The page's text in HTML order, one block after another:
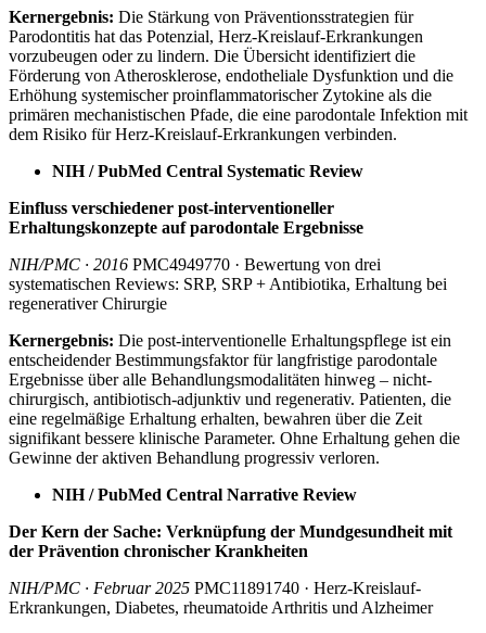
Kernergebnis: Die Stärkung von Präventionsstrategien für
Parodontitis hat das Potenzial, Herz-Kreislauf-Erkrankungen
vorzubeugen oder zu lindern. Die Übersicht identifiziert die
Förderung von Atherosklerose, endotheliale Dysfunktion und die
Erhöhung systemischer proinflammatorischer Zytokine als die
primären mechanistischen Pfade, die eine parodontale Infektion mit
dem Risiko für Herz-Kreislauf-Erkrankungen verbinden.
NIH / PubMed Central Systematic Review
Einfluss verschiedener post-interventioneller
Erhaltungskonzepte auf parodontale Ergebnisse
NIH/PMC · 2016 PMC4949770 · Bewertung von drei
systematischen Reviews: SRP, SRP + Antibiotika, Erhaltung bei
regenerativer Chirurgie
Kernergebnis: Die post-interventionelle Erhaltungspflege ist ein
entscheidender Bestimmungsfaktor für langfristige parodontale
Ergebnisse über alle Behandlungsmodalitäten hinweg – nicht-
chirurgisch, antibiotisch-adjunktiv und regenerativ. Patienten, die
eine regelmäßige Erhaltung erhalten, bewahren über die Zeit
signifikant bessere klinische Parameter. Ohne Erhaltung gehen die
Gewinne der aktiven Behandlung progressiv verloren.
NIH / PubMed Central Narrative Review
Der Kern der Sache: Verknüpfung der Mundgesundheit mit
der Prävention chronischer Krankheiten
NIH/PMC · Februar 2025 PMC11891740 · Herz-Kreislauf-
Erkrankungen, Diabetes, rheumatoide Arthritis und Alzheimer